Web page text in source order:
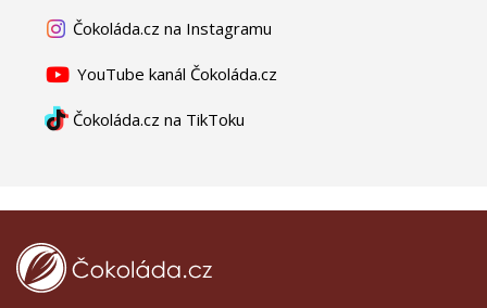
Čokoláda.cz na Instagramu
YouTube kanál Čokoláda.cz
Čokoláda.cz na TikToku